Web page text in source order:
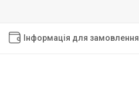
Інформація для замовлення